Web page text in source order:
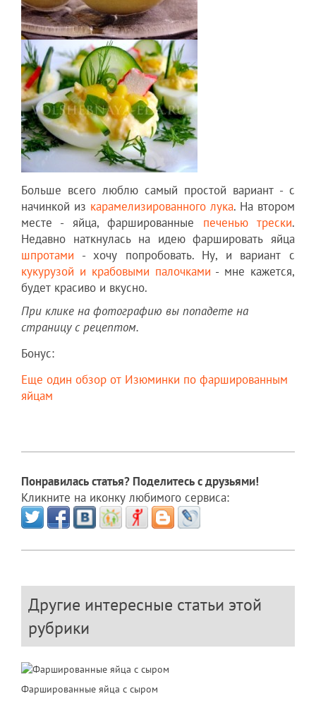
Больше всего люблю самый простой вариант - с
начинкой из карамелизированного лука. На втором
месте - яйца, фаршированные печенью трески.
Недавно наткнулась на идею фаршировать яйца
шпротами - хочу попробовать. Ну, и вариант с
кукурузой и крабовыми палочками - мне кажется,
будет красиво и вкусно.
При клике на фотографию вы попадете на
страницу с рецептом.
Бонус:
Еще один обзор от Изюминки по фаршированным
яйцам
Понравилась статья? Поделитесь с друзьями!
Кликните на иконку любимого сервиса:
Другие интересные статьи этой
рубрики
Фаршированные яйца с сыром